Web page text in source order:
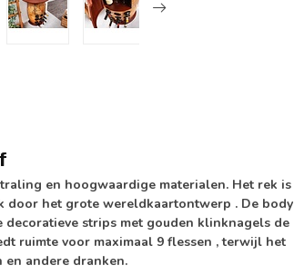
en hoogwaardige materialen. Het rek is
door het grote wereldkaartontwerp . De body
decoratieve strips met gouden klinknagels de
ruimte voor maximaal 9 flessen , terwijl het
andere dranken.